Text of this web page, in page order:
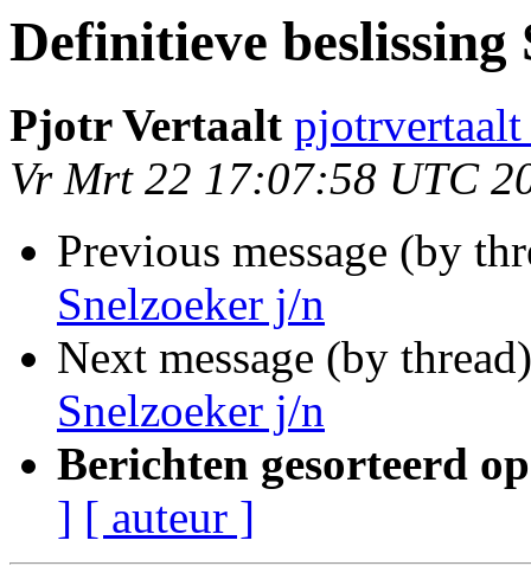
Definitieve beslissing
Pjotr Vertaalt
Vr Mrt 22 17:07:58 UTC
Previous message (by
Snelzoeker j/n
Next message (by
Snelzoeker j/n
Berichten gesorteerd
] [ auteur ]